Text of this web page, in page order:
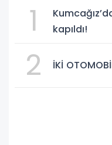
1
kapıldı!
2 İKİ